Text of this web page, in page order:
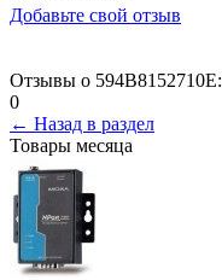
Добавьте свой отзыв
Отзывы о 594B8152710E:
0
← Назад в раздел
Товары месяца